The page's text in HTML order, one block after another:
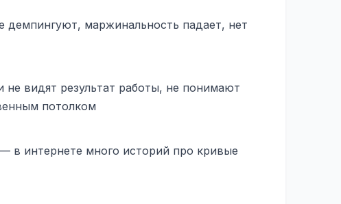
демпингуют, маржинальность падает, нет
видят результат работы, не понимают
потолком
— в интернете много историй про кривые